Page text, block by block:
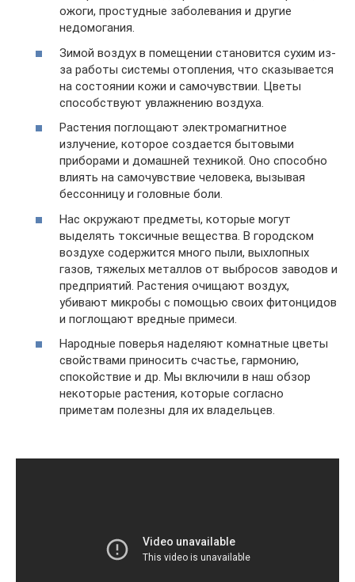
ожоги, простудные заболевания и другие
недомогания.
Зимой воздух в помещении становится сухим из-
за работы системы отопления, что сказывается
на состоянии кожи и самочувствии. Цветы
способствуют увлажнению воздуха.
Растения поглощают электромагнитное
излучение, которое создается бытовыми
приборами и домашней техникой. Оно способно
влиять на самочувствие человека, вызывая
бессонницу и головные боли.
Нас окружают предметы, которые могут
выделять токсичные вещества. В городском
воздухе содержится много пыли, выхлопных
газов, тяжелых металлов от выбросов заводов и
предприятий. Растения очищают воздух,
убивают микробы с помощью своих фитонцидов
и поглощают вредные примеси.
Народные поверья наделяют комнатные цветы
свойствами приносить счастье, гармонию,
спокойствие и др. Мы включили в наш обзор
некоторые растения, которые согласно
приметам полезны для их владельцев.